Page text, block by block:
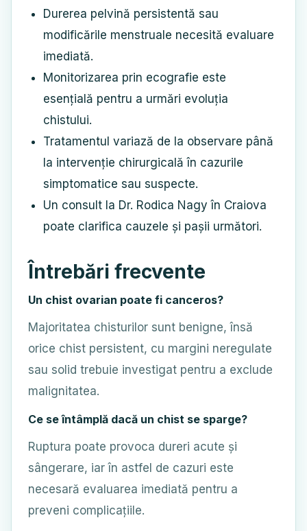
Durerea pelvină persistentă sau
modificările menstruale necesită evaluare
imediată.
Monitorizarea prin ecografie este
esențială pentru a urmări evoluția
chistului.
Tratamentul variază de la observare până
la intervenție chirurgicală în cazurile
simptomatice sau suspecte.
Un consult la Dr. Rodica Nagy în Craiova
poate clarifica cauzele și pașii următori.
Întrebări frecvente
Un chist ovarian poate fi canceros?
Majoritatea chisturilor sunt benigne, însă
orice chist persistent, cu margini neregulate
sau solid trebuie investigat pentru a exclude
malignitatea.
Ce se întâmplă dacă un chist se sparge?
Ruptura poate provoca dureri acute și
sângerare, iar în astfel de cazuri este
necesară evaluarea imediată pentru a
preveni complicațiile.